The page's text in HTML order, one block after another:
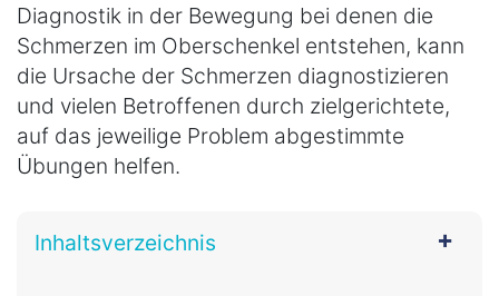
Diagnostik in der Bewegung bei denen die
Schmerzen im Oberschenkel entstehen, kann
die Ursache der Schmerzen diagnostizieren
und vielen Betroffenen durch zielgerichtete,
auf das jeweilige Problem abgestimmte
Übungen helfen.
Inhaltsverzeichnis